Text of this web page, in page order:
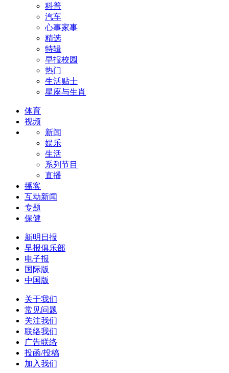
科普
汽车
心事家事
精选
特辑
早报校园
热门
生活贴士
星座与生肖
体育
视频
新闻
娱乐
生活
系列节目
直播
播客
互动新闻
专题
保健
新明日报
早报俱乐部
电子报
国际版
中国版
关于我们
常见问题
关注我们
联络我们
广告联络
投函/投稿
加入我们